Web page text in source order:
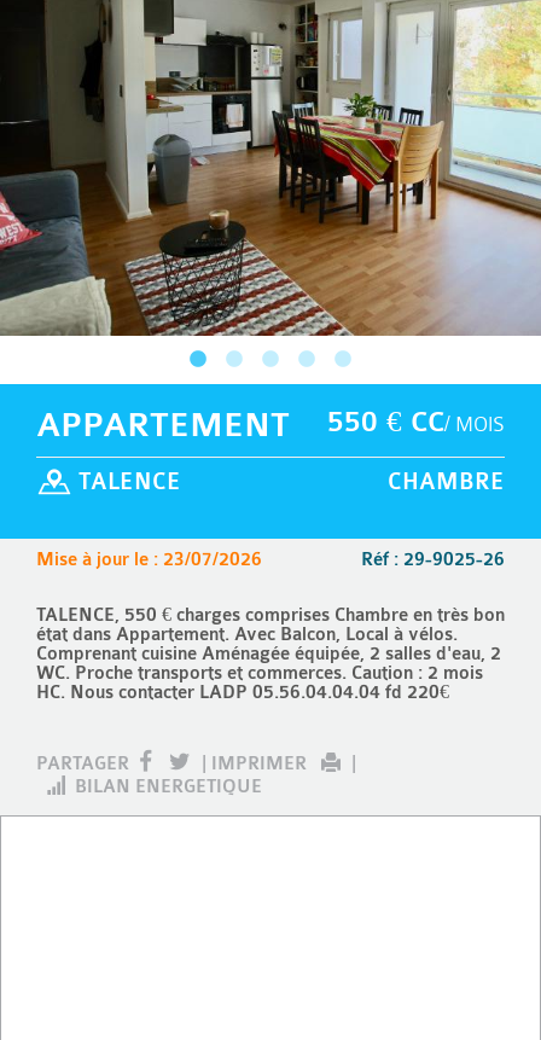
550 € CC/ MOIS
APPARTEMENT
CHAMBRE
TALENCE
Réf : 29-9025-26
Mise à jour le : 23/07/2026
TALENCE, 550 € charges comprises Chambre en très bon
état dans Appartement. Avec Balcon, Local à vélos.
Comprenant cuisine Aménagée équipée, 2 salles d'eau, 2
WC. Proche transports et commerces. Caution : 2 mois
HC. Nous contacter LADP 05.56.04.04.04 fd 220€
PARTAGER IMPRIMER
BILAN ENERGETIQUE